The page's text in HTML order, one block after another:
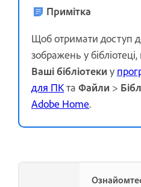
Примітка
Щоб отримати доступ
зображень у бібліотеці,
Ваші бібліотеки у
для ПКта Файли >
Adobe Home.